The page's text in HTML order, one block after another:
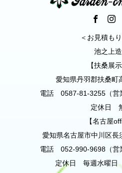
＜お見積も
池之上
【扶桑展示
愛知県丹羽郡扶桑町
電話 0587-81-3255（営
定休日
【名古屋
愛知県名古屋市中川区長
電話 052-990-9698（営
定休日 毎週水曜日